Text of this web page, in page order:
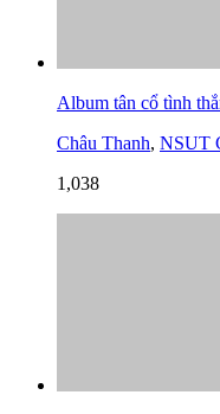
Album tân cổ tình
Châu Thanh, NSUT
1,038